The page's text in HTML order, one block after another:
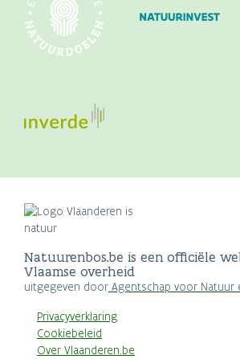
Natuurenbos.be is een officiële
Vlaamse overheid
uitgegeven door Agentschap voor Natuur
Privacyverklaring
Cookiebeleid
Over Vlaanderen.be